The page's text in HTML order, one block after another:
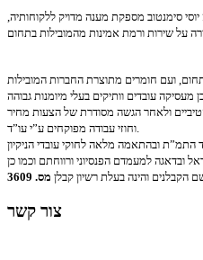
סימנטוב מספקת מענה מדויק ללקוחותיה,
ועם חומרים מתוצרת החברות המובילות
ולאחר הגשה מסודרת של הצעות מחיר
וחוזי עבודה מפוקחים ע”י עו”ד.
ובהתאמה מלאה לחוקי עובדי הניקיון
ובדאגה למעמדם הפנסיוני ורווחתם וכמו כן
והינה בעלת רשיון קבלן מס. 3609
צור קשר